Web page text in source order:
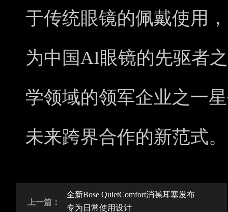
于传统眼镜的佩戴使用
为中国AI眼镜的先驱者
学领域的领军企业之一
未来跨界合作的新范式。
上一篇：
全新Bose QuietComfort消噪耳塞发布
专为日常使用设计